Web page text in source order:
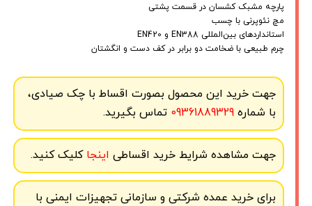
پارچه مشبک کشسان در قسمت پشتی
مچ نئوپرنی با چسب
استانداردهای بین‌المللی EN388 و EN420
چرم طبیعی با ضخامت دو برابر در کف دست و انگشتان
جهت خرید این محصول بصورت اقساط با چک صیادی،
با شماره09361889329 تماس بگیرید.
جهت مشاهده شرایط خرید اقساطی اینجاکلیک کنید.
برای خرید عمده شرکتی و سازمانی تجهیزات ایمنی با